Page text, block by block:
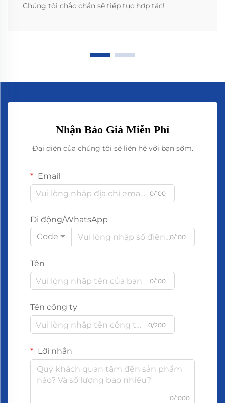
Chúng tôi chắc chắn sẽ tiếp tục hợp tác!
Nhận Báo Giá Miễn Phí
Đại diện của chúng tôi sẽ liên hệ với bạn sớm.
Email
0/100
Di động/WhatsApp
Code
0/100
Tên
0/100
Tên công ty
0/200
Lời nhắn
0/1000